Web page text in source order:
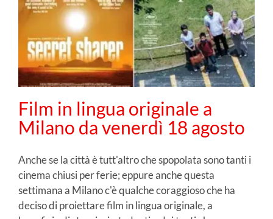
Film in lingua originale a
Milano da venerdì 18 agosto
Anche se la città è tutt'altro che spopolata sono tanti i
cinema chiusi per ferie; eppure anche questa
settimana a Milano c'è qualche coraggioso che ha
deciso di proiettare film in lingua originale, a